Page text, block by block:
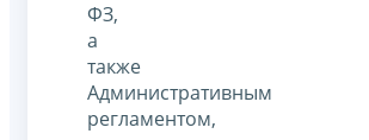
ФЗ,
а
также
Административным
регламентом,